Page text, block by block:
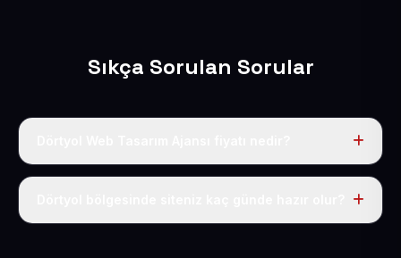
Sıkça Sorulan Sorular
Tek fiyat uygulanır: yıllık 50 USD + KDV. Bu bedele alan